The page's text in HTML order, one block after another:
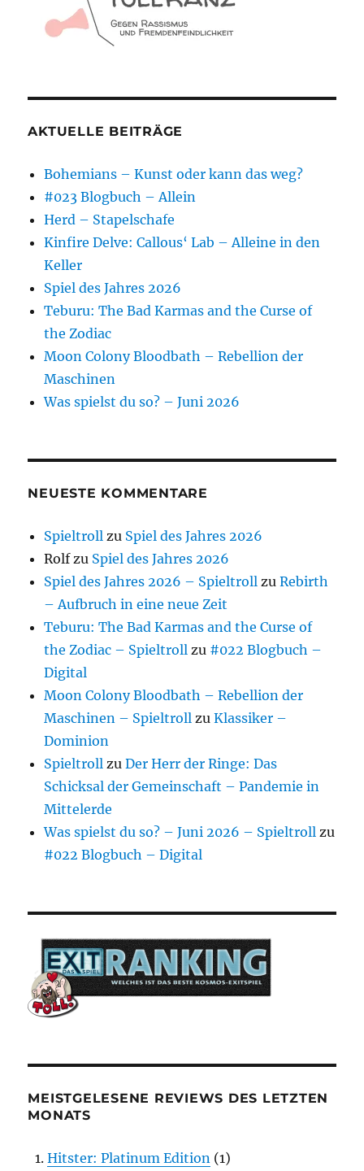
AKTUELLE BEITRÄGE
Bohemians – Kunst oder kann das weg?
#023 Blogbuch – Allein
Herd – Stapelschafe
Kinfire Delve: Callous‘ Lab – Alleine in den
Keller
Spiel des Jahres 2026
Teburu: The Bad Karmas and the Curse of
the Zodiac
Moon Colony Bloodbath – Rebellion der
Maschinen
Was spielst du so? – Juni 2026
NEUESTE KOMMENTARE
Spieltroll zu Spiel des Jahres 2026
Rolfzu Spiel des Jahres 2026
Spiel des Jahres 2026 – Spieltroll zuRebirth
– Aufbruch in eine neue Zeit
Teburu: The Bad Karmas and the Curse of
the Zodiac – Spieltroll zu #022 Blogbuch –
Digital
Moon Colony Bloodbath – Rebellion der
Maschinen – Spieltroll zuKlassiker –
Dominion
Spieltroll zuDer Herr der Ringe: Das
Schicksal der Gemeinschaft – Pandemie in
Mittelerde
Was spielst du so? – Juni 2026 – Spieltroll zu
#022 Blogbuch – Digital
MEISTGELESENE REVIEWS DES LETZTEN
MONATS
Hitster: Platinum Edition (1)